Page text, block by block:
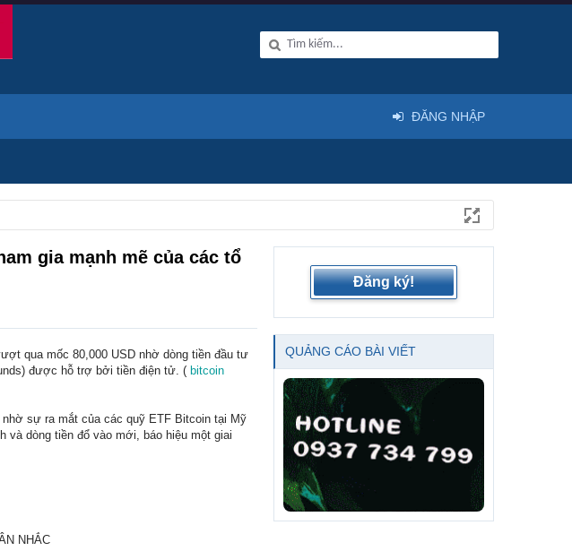
gia mạnh mẽ của các tổ
qua mốc 80,000 USD nhờ dòng tiền đầu tư
được hỗ trợ bởi tiền điện tử. ( bitcoin
sự ra mắt của các quỹ ETF Bitcoin tại Mỹ
và dòng tiền đổ vào mới, báo hiệu một giai
NHẮC
Đăng ký!
QUẢNG CÁO BÀI VIẾT
ĐĂNG NHẬP